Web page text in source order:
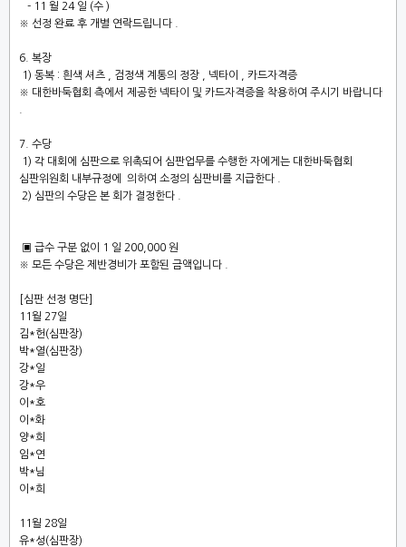
- 11 월 24 일 (수 )
※ 선정 완료 후 개별 연락드립니다
6. 복장
1) 동복 : 흰색 셔츠 검정색 계통의 정장 넥타이
카드자격증
※ 대한바둑협회 측에서 제공한 넥타이 및 카드자격증을 착용하여 주시기 바랍니다
7. 수당
1) 각 대회에 심판으로 위촉되어 심판업무를 수행한 자에게는 대한바둑협회
심판위원회 내부규정에
의하여 소정의 심판비를 지급한다
2) 심판의 수당은 본 회가 결정한다
▣ 급수 구분 없이 1 일 200 ,000 원
※ 모든 수당은 제반경비가 포함된 금액입니다
[심판 선정 명단]
11월 27일
김*헌(심판장)
박*열(심판장)
강*일
강*우
이*호
이*화
양*희
임*연
박*님
이*희
11월 28일
유*성(심판장)